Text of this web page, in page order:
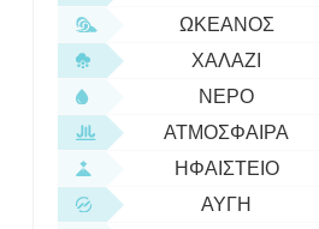
ΩΚΕΑΝΌΣ
ΧΑΛΆΖΙ
ΝΕΡΌ
ΑΤΜΌΣΦΑΙΡΑ
ΗΦΑΊΣΤΕΙΟ
ΑΥΓΉ